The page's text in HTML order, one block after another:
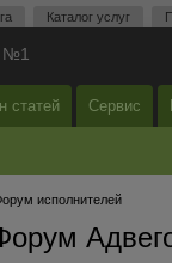
Каталог услуг
№1
статей Сервис
исполнителей